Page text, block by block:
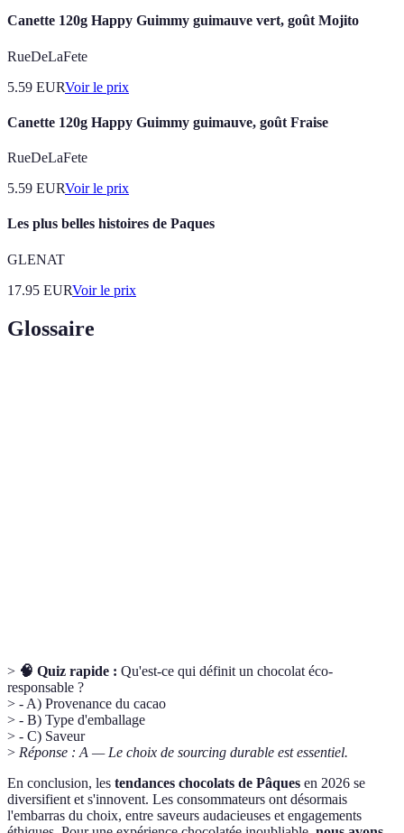
Canette 120g Happy Guimmy guimauve vert, goût Mojito
RueDeLaFete
5.59 EURVoir le prix
Canette 120g Happy Guimmy guimauve, goût Fraise
RueDeLaFete
5.59 EURVoir le prix
Les plus belles histoires de Paques
GLENAT
17.95 EURVoir le prix
Glossaire
> 🧠 Quiz rapide : Qu'est-ce qui définit un chocolat éco-
responsable ?
> - A) Provenance du cacao
> - B) Type d'emballage
> - C) Saveur
> Réponse : A — Le choix de sourcing durable est essentiel.
En conclusion, les tendances chocolats de Pâques en 2026 se
diversifient et s'innovent. Les consommateurs ont désormais
l'embarras du choix, entre saveurs audacieuses et engagements